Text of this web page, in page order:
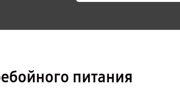
питания